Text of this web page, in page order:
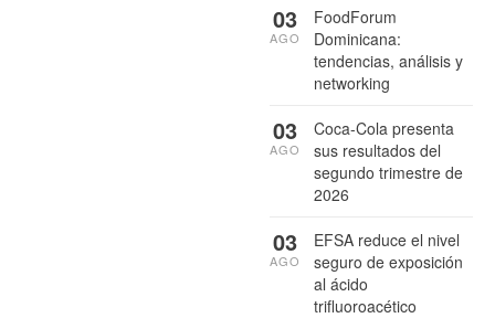
FoodForum
Dominicana:
tendencias, análisis y
networking
03
AGO
Coca-Cola presenta
sus resultados del
segundo trimestre de
2026
03
AGO
EFSA reduce el nivel
seguro de exposición
al ácido
trifluoroacético
03
AGO